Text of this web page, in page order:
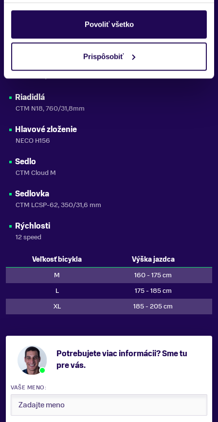
Povoliť všetko
Prispôsobiť
VPE 461
Shimano CN-M6100
CTM 7195/70mm
Riadidlá
CTM N18, 760/31,8mm
Hlavové zloženie
NECO H156
Sedlo
CTM Cloud M
Sedlovka
CTM LCSP-62, 350/31,6 mm
Rýchlosti
12 speed
Veľkosť bicykla
Výška jazdca
M
160 - 175 cm
L
175 - 185 cm
XL
185 - 205 cm
Potrebujete viac informácii? Sme tu
pre vás.
VAŠE MENO: